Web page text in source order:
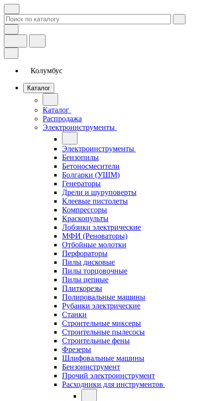
Колумбус
Каталог
Каталог
Распродажа
Электроинструменты
Электроинструменты
Бензопилы
Бетоносмесители
Болгарки (УШМ)
Генераторы
Дрели и шуруповерты
Клеевые пистолеты
Компрессоры
Краскопульты
Лобзики электрические
МФИ (Реноваторы)
Отбойные молотки
Перфораторы
Пилы дисковые
Пилы торцовочные
Пилы цепные
Плиткорезы
Полировальные машины
Рубанки электрические
Станки
Строительные миксеры
Строительные пылесосы
Строительные фены
Фрезеры
Шлифовальные машины
Бензоинструмент
Прочий электроинструмент
Расходники для инструментов